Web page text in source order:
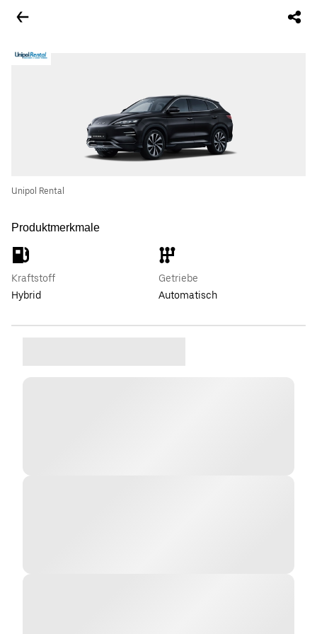
Unipol Rental
Produktmerkmale
Kraftstoff
Hybrid
Getriebe
Automatisch